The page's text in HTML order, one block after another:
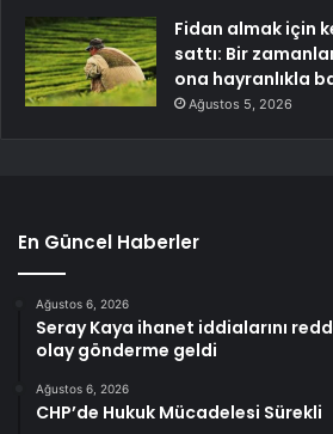
Fidan almak için
sattı: Bir
ona hayranlıkla
Ağustos 5, 2026
En Güncel Haberler
Ağustos 6, 2026
Seray Kaya ihanet iddialarını
olay gönderme geldi
Ağustos 6, 2026
CHP’de Hukuk Mücadelesi Sürekli